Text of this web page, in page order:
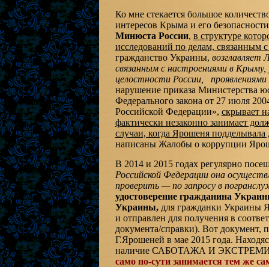
Ко мне стекается большое
интересов Крыма и его
Минюста России, в структуре
исследований по делам, связанным
гражданство Украины, возглавляет
связанным с настроениями в
целостности России,
нарушение приказа Министерства
Федерального закона от 27 июля
Российской Федерации», скрывает
фактически незаконно занимает
случаи, когда Ярошеня подделывала
написаны Жалобы о коррупции
В 2014 и 2015 годах регулярно
Российской Федерации она
проверить — по запросу в
удостоверение гражданина
Украины,для гражданки Украины
и отправлен для получения в
документа/справки). Вот документ,
Г.Ярошеней в мае 2015 года.
наличие САБОТАЖА И
само по-сути занимается тем же